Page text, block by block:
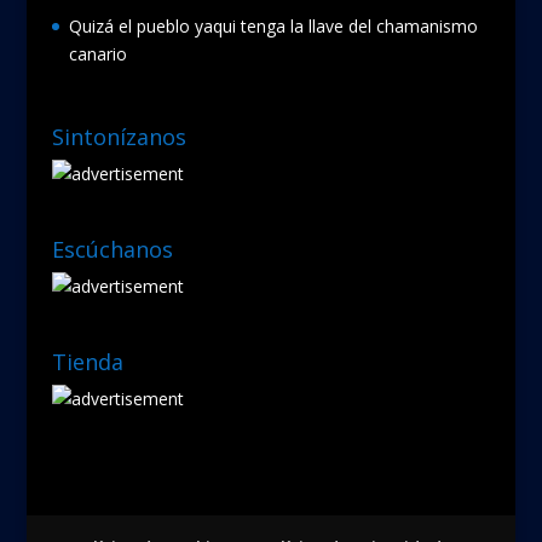
Quizá el pueblo yaqui tenga la llave del chamanismo
canario
Sintonízanos
Escúchanos
Tienda